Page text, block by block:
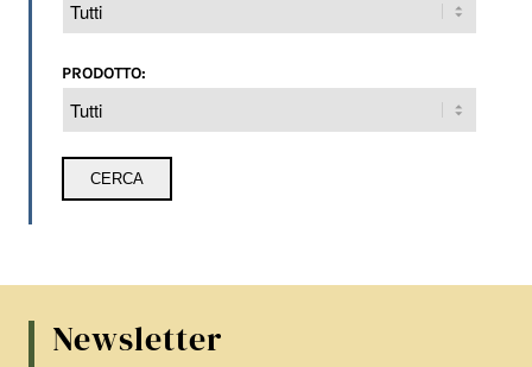
PRODOTTO:
Newsletter